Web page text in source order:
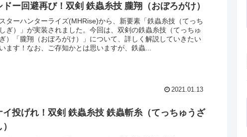
ドー回避再び！双剣 鉄蟲糸技 朧翔（おぼろがけ）
ターハンターライズ(MHRise)から、新要素「鉄蟲糸技（てっち
ぎ）」が実装されました。今回は、双剣の鉄蟲糸技（てっちゅ
）「朧翔（おぼろがけ）」について、詳しく解説していきたい
ます！なお、ご存知かとは思いますが、鉄蟲...
2021.01.13
イ投げれ！双剣 鉄蟲糸技 鉄蟲斬糸（てっちゅうざ